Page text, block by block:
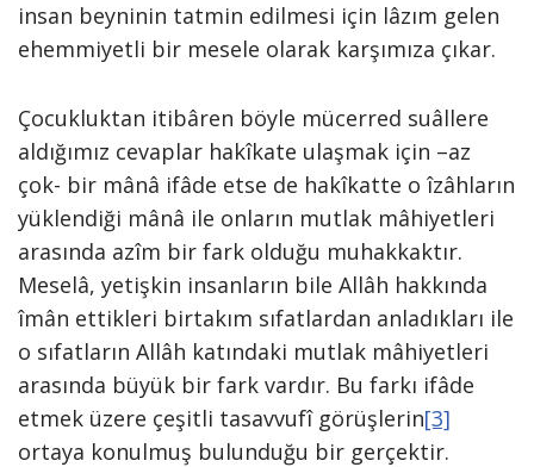
insan beyninin tatmin edilmesi için lâzım gelen
ehemmiyetli bir mesele olarak karşımıza çıkar.
Çocukluktan itibâren böyle mücerred suâllere
aldığımız cevaplar hakîkate ulaşmak için –az
çok- bir mânâ ifâde etse de hakîkatte o îzâhların
yüklendiği mânâ ile onların mutlak mâhiyetleri
arasında azîm bir fark olduğu muhakkaktır.
Meselâ, yetişkin insanların bile Allâh hakkında
îmân ettikleri birtakım sıfatlardan anladıkları ile
o sıfatların Allâh katındaki mutlak mâhiyetleri
arasında büyük bir fark vardır. Bu farkı ifâde
etmek üzere çeşitli tasavvufî görüşlerin[3]
ortaya konulmuş bulunduğu bir gerçektir.